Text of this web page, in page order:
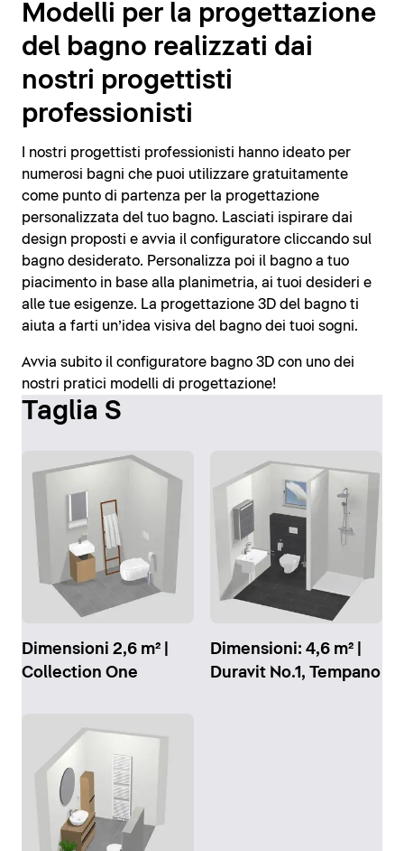
Modelli per la progettazione
del bagno realizzati dai
nostri progettisti
professionisti
I nostri progettisti professionisti hanno ideato per
numerosi bagni che puoi utilizzare gratuitamente
come punto di partenza per la progettazione
personalizzata del tuo bagno. Lasciati ispirare dai
design proposti e avvia il configuratore cliccando sul
bagno desiderato. Personalizza poi il bagno a tuo
piacimento in base alla planimetria, ai tuoi desideri e
alle tue esigenze. La progettazione 3D del bagno ti
aiuta a farti un’idea visiva del bagno dei tuoi sogni.
Avvia subito il configuratore bagno 3D con uno dei
nostri pratici modelli di progettazione!
Taglia S
Dimensioni 2,6 m² |
Collection One
Dimensioni: 4,6 m² |
Duravit No.1, Tempano